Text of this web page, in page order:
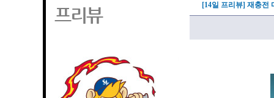
프리뷰 [14일 프리뷰] 재충전